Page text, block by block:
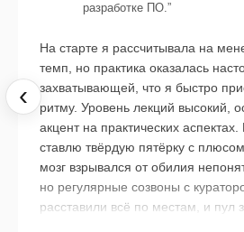
‹
разработке ПО.”
На старте я рассчитывала на
темп, но практика оказалась
захватывающей, что я быстро
ритму. Уровень лекций высокий,
акцент на практических аспектах.
ставлю твёрдую пятёрку с
мозг взрывался от обилия
но регулярные созвоны с
расставили всё по местам, и пул